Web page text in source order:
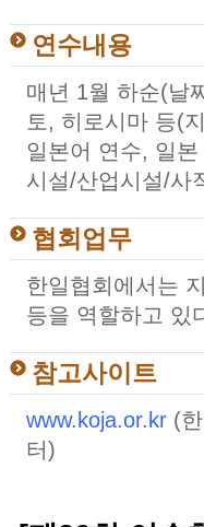
연수내용
매년 1월 하순(날
토, 히로시마 등(
일본어 연수, 일
시설/산업시설/사
협회업무
한일협회에서는
등을 역할하고 있
참고사이트
www.koja.or.kr (
터)